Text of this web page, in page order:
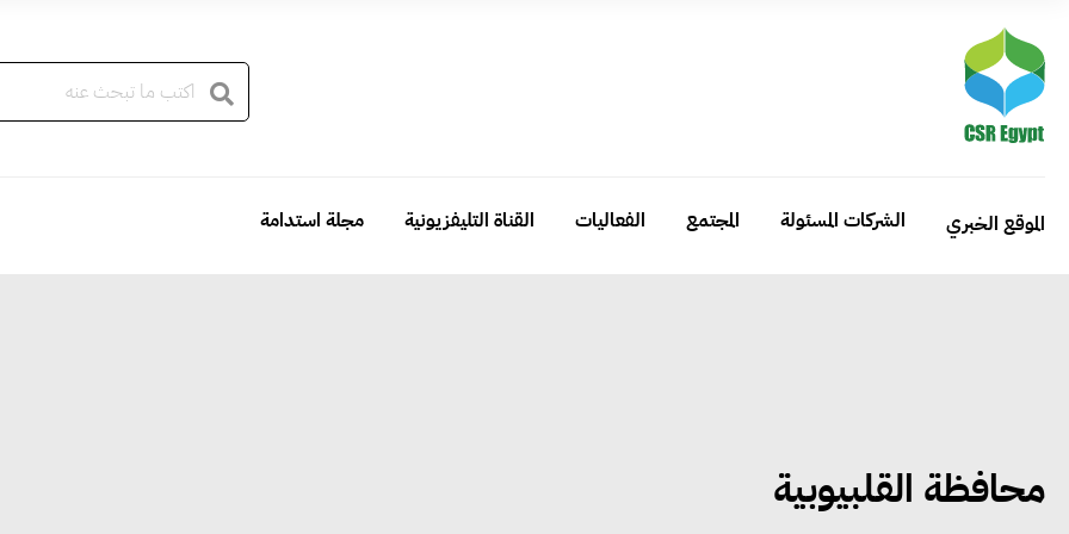
الموقع الخبري الشركات المسئولة المجتمع الفعاليات القناة التليفزيونية مجلة استدامة
محافظة القلبيوبية